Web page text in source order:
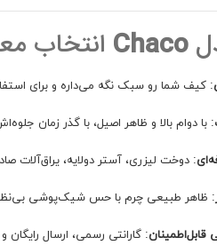
Chaco انتخاب
: کیف شما رو سبک نگه می‌داره و برای
: با دوام بالا و ظاهر اصیل، با گذر زمان
: دوخت لیزری، آستر دولایه، یراق‌آلات
: ظاهر طبیعی چرم با حس شیک‌پوشی
: گارانتی رسمی، ارسال